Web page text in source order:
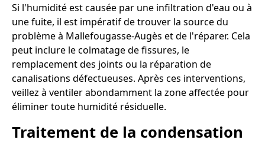
Si l'humidité est causée par une infiltration d'eau ou à
une fuite, il est impératif de trouver la source du
problème à Mallefougasse-Augès et de l'réparer. Cela
peut inclure le colmatage de fissures, le
remplacement des joints ou la réparation de
canalisations défectueuses. Après ces interventions,
veillez à ventiler abondamment la zone affectée pour
éliminer toute humidité résiduelle.
Traitement de la condensation